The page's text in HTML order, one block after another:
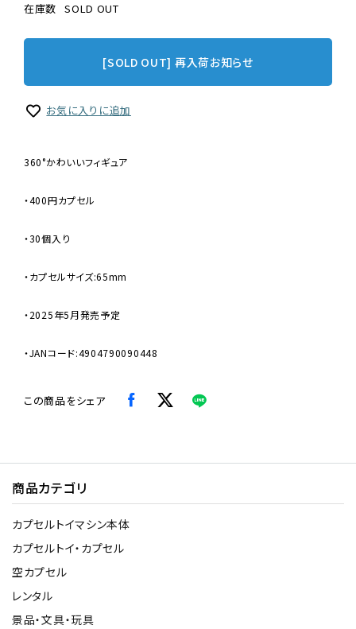
在庫数 SOLD OUT
[SOLD OUT] 再入荷お知らせ
お気に入りに追加
360°かわいいフィギュア
・400円カプセル
・30個入り
・カプセルサイズ:65mm
・2025年5月発売予定
・JANコード:4904790090448
この商品をシェア
商品カテゴリ
カプセルトイマシン本体
カプセルトイ・カプセル
空カプセル
レンタル
景品・文具・玩具